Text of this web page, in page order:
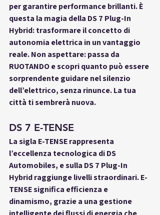
per garantire performance brillanti. È
questa la magia della DS 7 Plug-In
Hybrid: trasformare il concetto di
autonomia elettrica in un vantaggio
reale. Non aspettare: passa da
RUOTANDO e scopri quanto può essere
sorprendente guidare nel silenzio
dell’elettrico, senza rinunce. La tua
città ti sembrerà nuova.
DS 7 E-TENSE
La sigla E-TENSE rappresenta
l’eccellenza tecnologica di DS
Automobiles, e sulla DS 7 Plug-In
Hybrid raggiunge livelli straordinari. E-
TENSE significa efficienza e
dinamismo, grazie a una gestione